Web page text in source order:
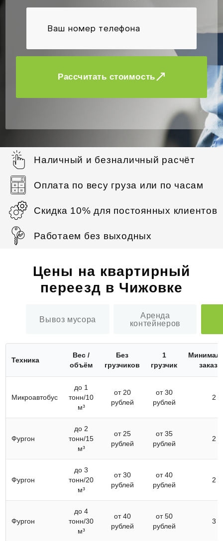
Рассчитать стоимость
Наличный и безналичный расчёт
Оплата по весу груза или по часам
Скидка 10% для постоянных клиентов
Работаем без выходных
Цены на квартирный
переезд в Чижовке
Вывоз мусора
Аренда
контейнеров
Техника
Вес /
объём
Без
грузчиков
1
грузчик
заказ
Микроавтобус
до 1
тонн/10
м³
от 20
рублей
от 30
рублей
2
Фургон
до 2
тонн/15
м³
от 25
рублей
от 35
рублей
2
Фургон
до 3
тонн/20
м³
от 30
рублей
от 40
рублей
2
Фургон
до 4
тонн/30
м³
от 40
рублей
от 50
рублей
3